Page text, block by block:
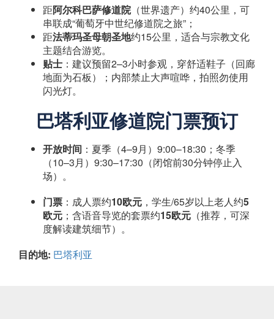
距阿尔科巴萨修道院（世界遗产）约40公里，可
串联成“葡萄牙中世纪修道院之旅”；
距法蒂玛圣母朝圣地约15公里，适合与宗教文化
主题结合游览。
贴士 ：建议预留2–3小时参观，穿舒适鞋子（回廊
地面为石板）；内部禁止大声喧哗，拍照勿使用
闪光灯。
巴塔利亚修道院门票预订
开放时间 ：夏季（4–9月）9:00–18:30；冬季
（10–3月）9:30–17:30（闭馆前30分钟停止入
场）。
门票 ：成人票约10欧元 ，学生/65岁以上老人约5
欧元 ；含语音导览的套票约15欧元 （推荐，可深
度解读建筑细节）。
目的地: 巴塔利亚